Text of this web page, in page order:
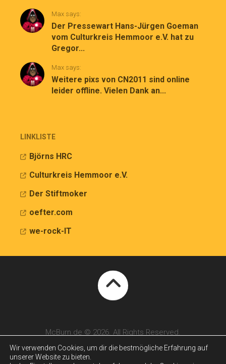
Max says:
Der Pressewart Hans-Jürgen Goeman
vom Culturkreis Hemmoor e.V. hat zu
Gregor...
Max says:
Weitere pixs von CN2011 sind online
leider offline. Vielen Dank an...
LINKLISTE
Björns HRC
Culturkreis Hemmoor e.V.
Der Stiftmoker
oefter.com
we-rock-IT
McBurn.de © 2026. All Rights Reserved.
Wir verwenden Cookies, um dir die bestmögliche Erfahrung auf
unserer Website zu bieten.